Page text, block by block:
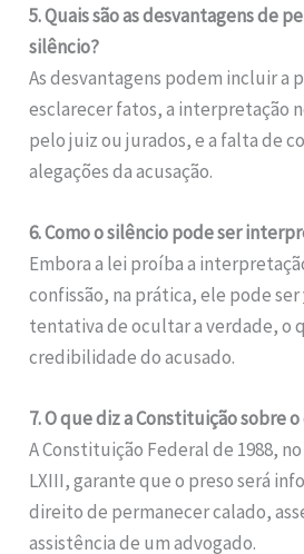
5. Quais são as desvantagens de
silêncio?
As desvantagens podem incluir a
esclarecer fatos, a interpretação
pelo juiz ou jurados, e a falta de
alegações da acusação.
6. Como o silêncio pode ser
Embora a lei proíba a
confissão, na prática, ele pode ser
tentativa de ocultar a verdade, o
credibilidade do acusado.
7. O que diz a Constituição sobre
A Constituição Federal de 1988,
LXIII, garante que o preso será
direito de permanecer calado,
assistência de um advogado.